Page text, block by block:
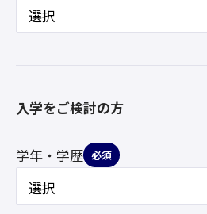
入学をご検討の方
学年・学歴 必須